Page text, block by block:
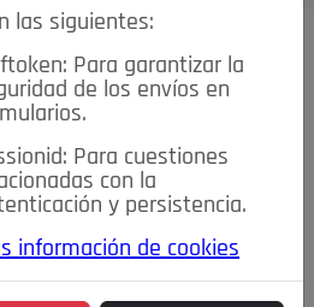
las siguientes:
Para garantizar la
de los envíos en
Para cuestiones
con la
y persistencia.
información de cookies